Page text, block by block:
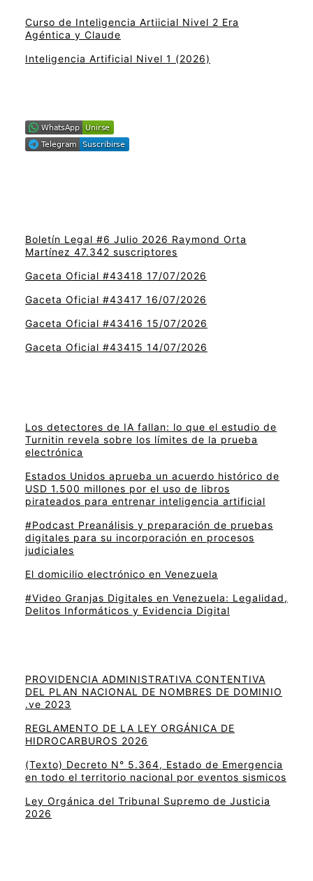
Curso de Inteligencia Artiicial Nivel 2 Era
Agéntica y Claude
Inteligencia Artificial Nivel 1 (2026)
Boletín Legal #6 Julio 2026 Raymond Orta
Martínez 47.342 suscriptores
Gaceta Oficial #43418 17/07/2026
Gaceta Oficial #43417 16/07/2026
Gaceta Oficial #43416 15/07/2026
Gaceta Oficial #43415 14/07/2026
Los detectores de IA fallan: lo que el estudio de
Turnitin revela sobre los límites de la prueba
electrónica
Estados Unidos aprueba un acuerdo histórico de
USD 1.500 millones por el uso de libros
pirateados para entrenar inteligencia artificial
#Podcast Preanálisis y preparación de pruebas
digitales para su incorporación en procesos
judiciales
El domicilio electrónico en Venezuela
#Video Granjas Digitales en Venezuela: Legalidad,
Delitos Informáticos y Evidencia Digital
PROVIDENCIA ADMINISTRATIVA CONTENTIVA
DEL PLAN NACIONAL DE NOMBRES DE DOMINIO
.ve 2023
REGLAMENTO DE LA LEY ORGÁNICA DE
HIDROCARBUROS 2026
(Texto) Decreto N° 5.364, Estado de Emergencia
en todo el territorio nacional por eventos sismicos
Ley Orgánica del Tribunal Supremo de Justicia
2026